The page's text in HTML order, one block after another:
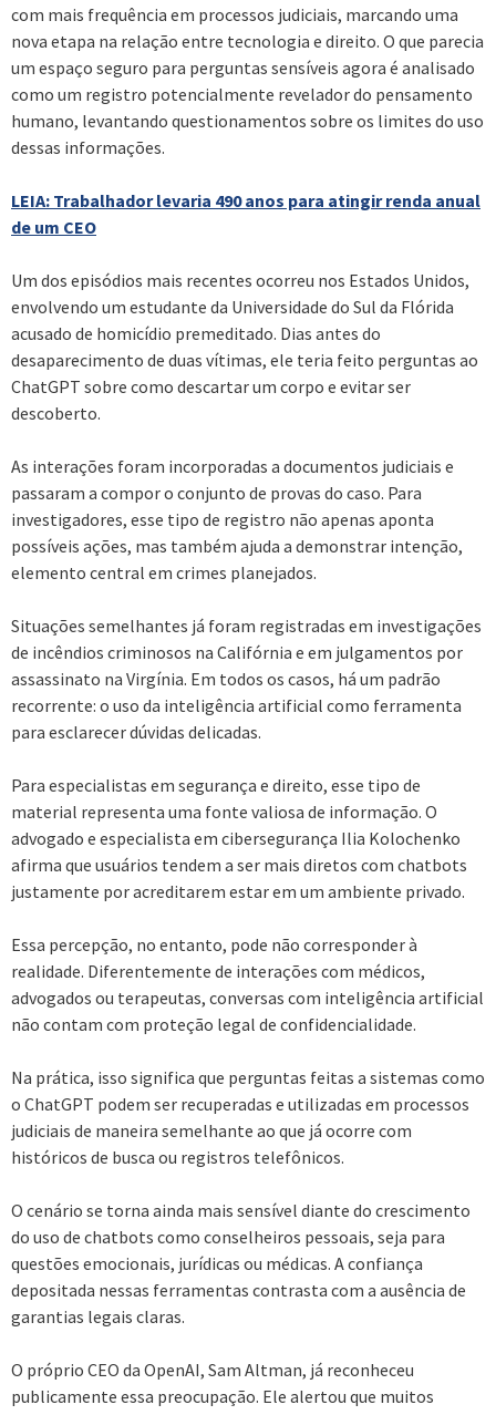
com mais frequência em processos judiciais, marcando uma
nova etapa na relação entre tecnologia e direito. O que parecia
um espaço seguro para perguntas sensíveis agora é analisado
como um registro potencialmente revelador do pensamento
humano, levantando questionamentos sobre os limites do uso
dessas informações.
LEIA: Trabalhador levaria 490 anos para atingir renda anual
de um CEO
Um dos episódios mais recentes ocorreu nos Estados Unidos,
envolvendo um estudante da Universidade do Sul da Flórida
acusado de homicídio premeditado. Dias antes do
desaparecimento de duas vítimas, ele teria feito perguntas ao
ChatGPT sobre como descartar um corpo e evitar ser
descoberto.
As interações foram incorporadas a documentos judiciais e
passaram a compor o conjunto de provas do caso. Para
investigadores, esse tipo de registro não apenas aponta
possíveis ações, mas também ajuda a demonstrar intenção,
elemento central em crimes planejados.
Situações semelhantes já foram registradas em investigações
de incêndios criminosos na Califórnia e em julgamentos por
assassinato na Virgínia. Em todos os casos, há um padrão
recorrente: o uso da inteligência artificial como ferramenta
para esclarecer dúvidas delicadas.
Para especialistas em segurança e direito, esse tipo de
material representa uma fonte valiosa de informação. O
advogado e especialista em cibersegurança Ilia Kolochenko
afirma que usuários tendem a ser mais diretos com chatbots
justamente por acreditarem estar em um ambiente privado.
Essa percepção, no entanto, pode não corresponder à
realidade. Diferentemente de interações com médicos,
advogados ou terapeutas, conversas com inteligência artificial
não contam com proteção legal de confidencialidade.
Na prática, isso significa que perguntas feitas a sistemas como
o ChatGPT podem ser recuperadas e utilizadas em processos
judiciais de maneira semelhante ao que já ocorre com
históricos de busca ou registros telefônicos.
O cenário se torna ainda mais sensível diante do crescimento
do uso de chatbots como conselheiros pessoais, seja para
questões emocionais, jurídicas ou médicas. A confiança
depositada nessas ferramentas contrasta com a ausência de
garantias legais claras.
O próprio CEO da OpenAI, Sam Altman, já reconheceu
publicamente essa preocupação. Ele alertou que muitos